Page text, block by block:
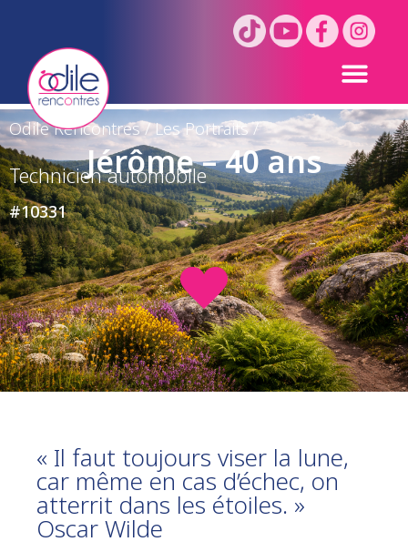
Odile Rencontres/Les Portraits/
Jérôme – 40 ans
Technicien automobile
#10331
« Il faut toujours viser la lune,
car même en cas d’échec, on
atterrit dans les étoiles. »
Oscar Wilde